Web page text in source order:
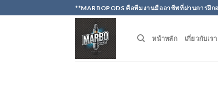
to
**MARBOPODS คือทีมงานมืออาชีพที่ผ่านการฝึ
หน้าหลัก เกี่ยวกับเรา